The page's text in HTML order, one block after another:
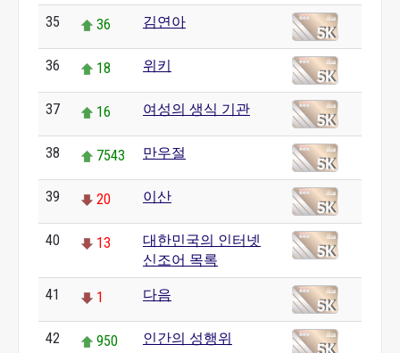
35 36 김연아
36 18 위키
37 16 여성의 생식 기관
38 7543 만우절
39 20 이산
40 13
대한민국의 인터넷
신조어 목록
41 1 다음
42 950 인간의 성행위